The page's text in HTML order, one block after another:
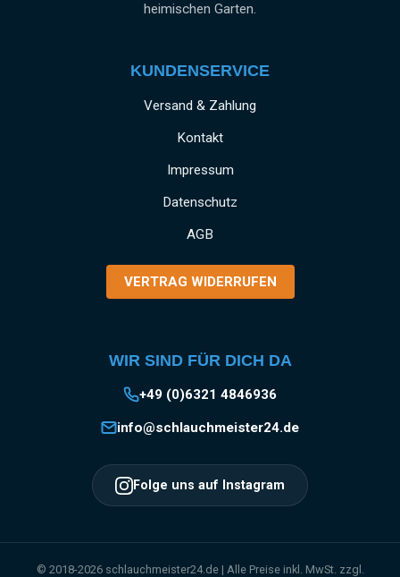
heimischen Garten.
KUNDENSERVICE
Versand & Zahlung
Kontakt
Impressum
Datenschutz
AGB
VERTRAG WIDERRUFEN
WIR SIND FÜR DICH DA
+49 (0)6321 4846936
info@schlauchmeister24.de
Folge uns auf Instagram
© 2018-2026 schlauchmeister24.de | Alle Preise inkl. MwSt. zzgl.